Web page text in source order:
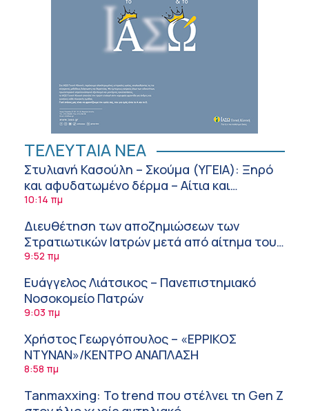
ΤΕΛΕΥΤΑΙΑ ΝΕΑ
Στυλιανή Κασούλη – Σκούμα (ΥΓΕΙΑ): Ξηρό
και αφυδατωμένο δέρμα – Αίτια και
αντιμετώπιση
10:14 πμ
Διευθέτηση των αποζημιώσεων των
Στρατιωτικών Ιατρών μετά από αίτημα του
ΙΣΑ
9:52 πμ
Ευάγγελος Λιάτσικος – Πανεπιστημιακό
Νοσοκομείο Πατρών
9:03 πμ
Χρήστος Γεωργόπουλος – «ΕΡΡΙΚΟΣ
ΝΤΥΝΑΝ»/ΚΕΝΤΡΟ ΑΝΑΠΛΑΣΗ
8:58 πμ
Tanmaxxing: To trend που στέλνει τη Gen Z